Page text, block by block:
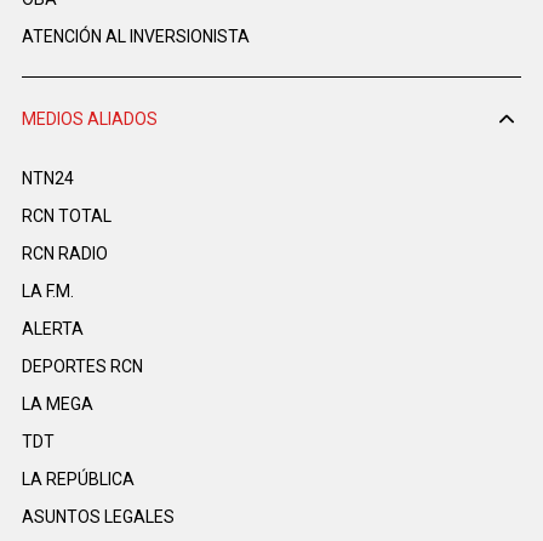
ATENCIÓN AL INVERSIONISTA
MEDIOS ALIADOS
NTN24
RCN TOTAL
RCN RADIO
LA F.M.
ALERTA
DEPORTES RCN
LA MEGA
TDT
LA REPÚBLICA
ASUNTOS LEGALES